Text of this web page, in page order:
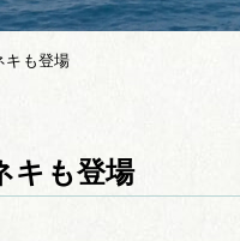
キも登場
キも登場